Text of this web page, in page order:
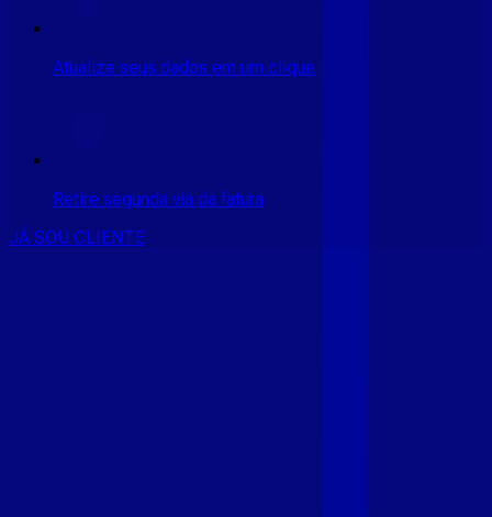
Atualize seus dados em um clique
Retire segunda via da fatura
JÁ SOU CLIENTE